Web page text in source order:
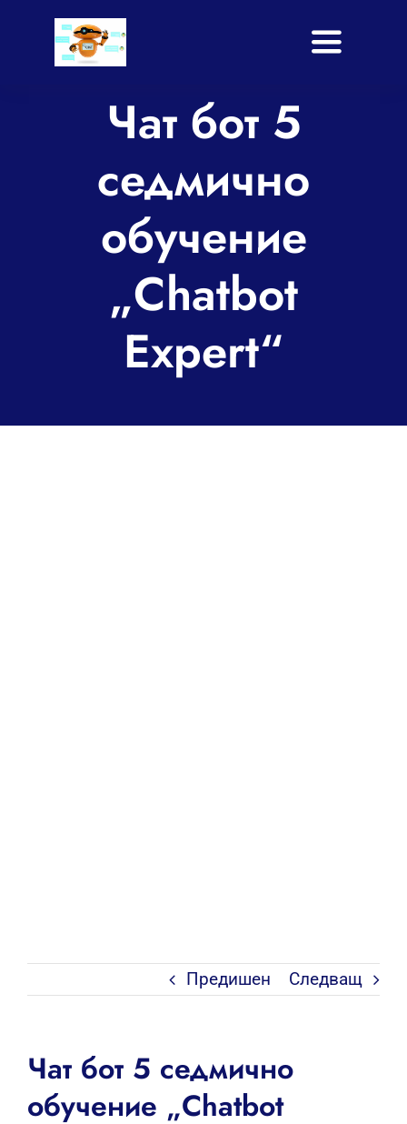
Toggle
Начало
Shop
Блог
Чат бот 5
седмично
обучение
„Chatbot
Expert“
Предишен Следващ
Чат бот 5 седмично
обучение „Chatbot